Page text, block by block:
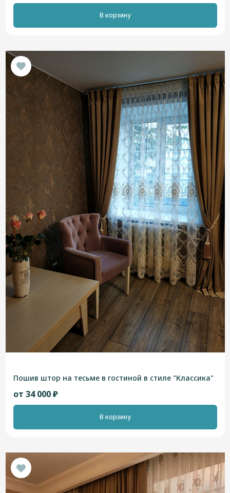
В корзину
Пошив штор на тесьме в гостиной в стиле "Классика"
от 34 000 ₽
В корзину